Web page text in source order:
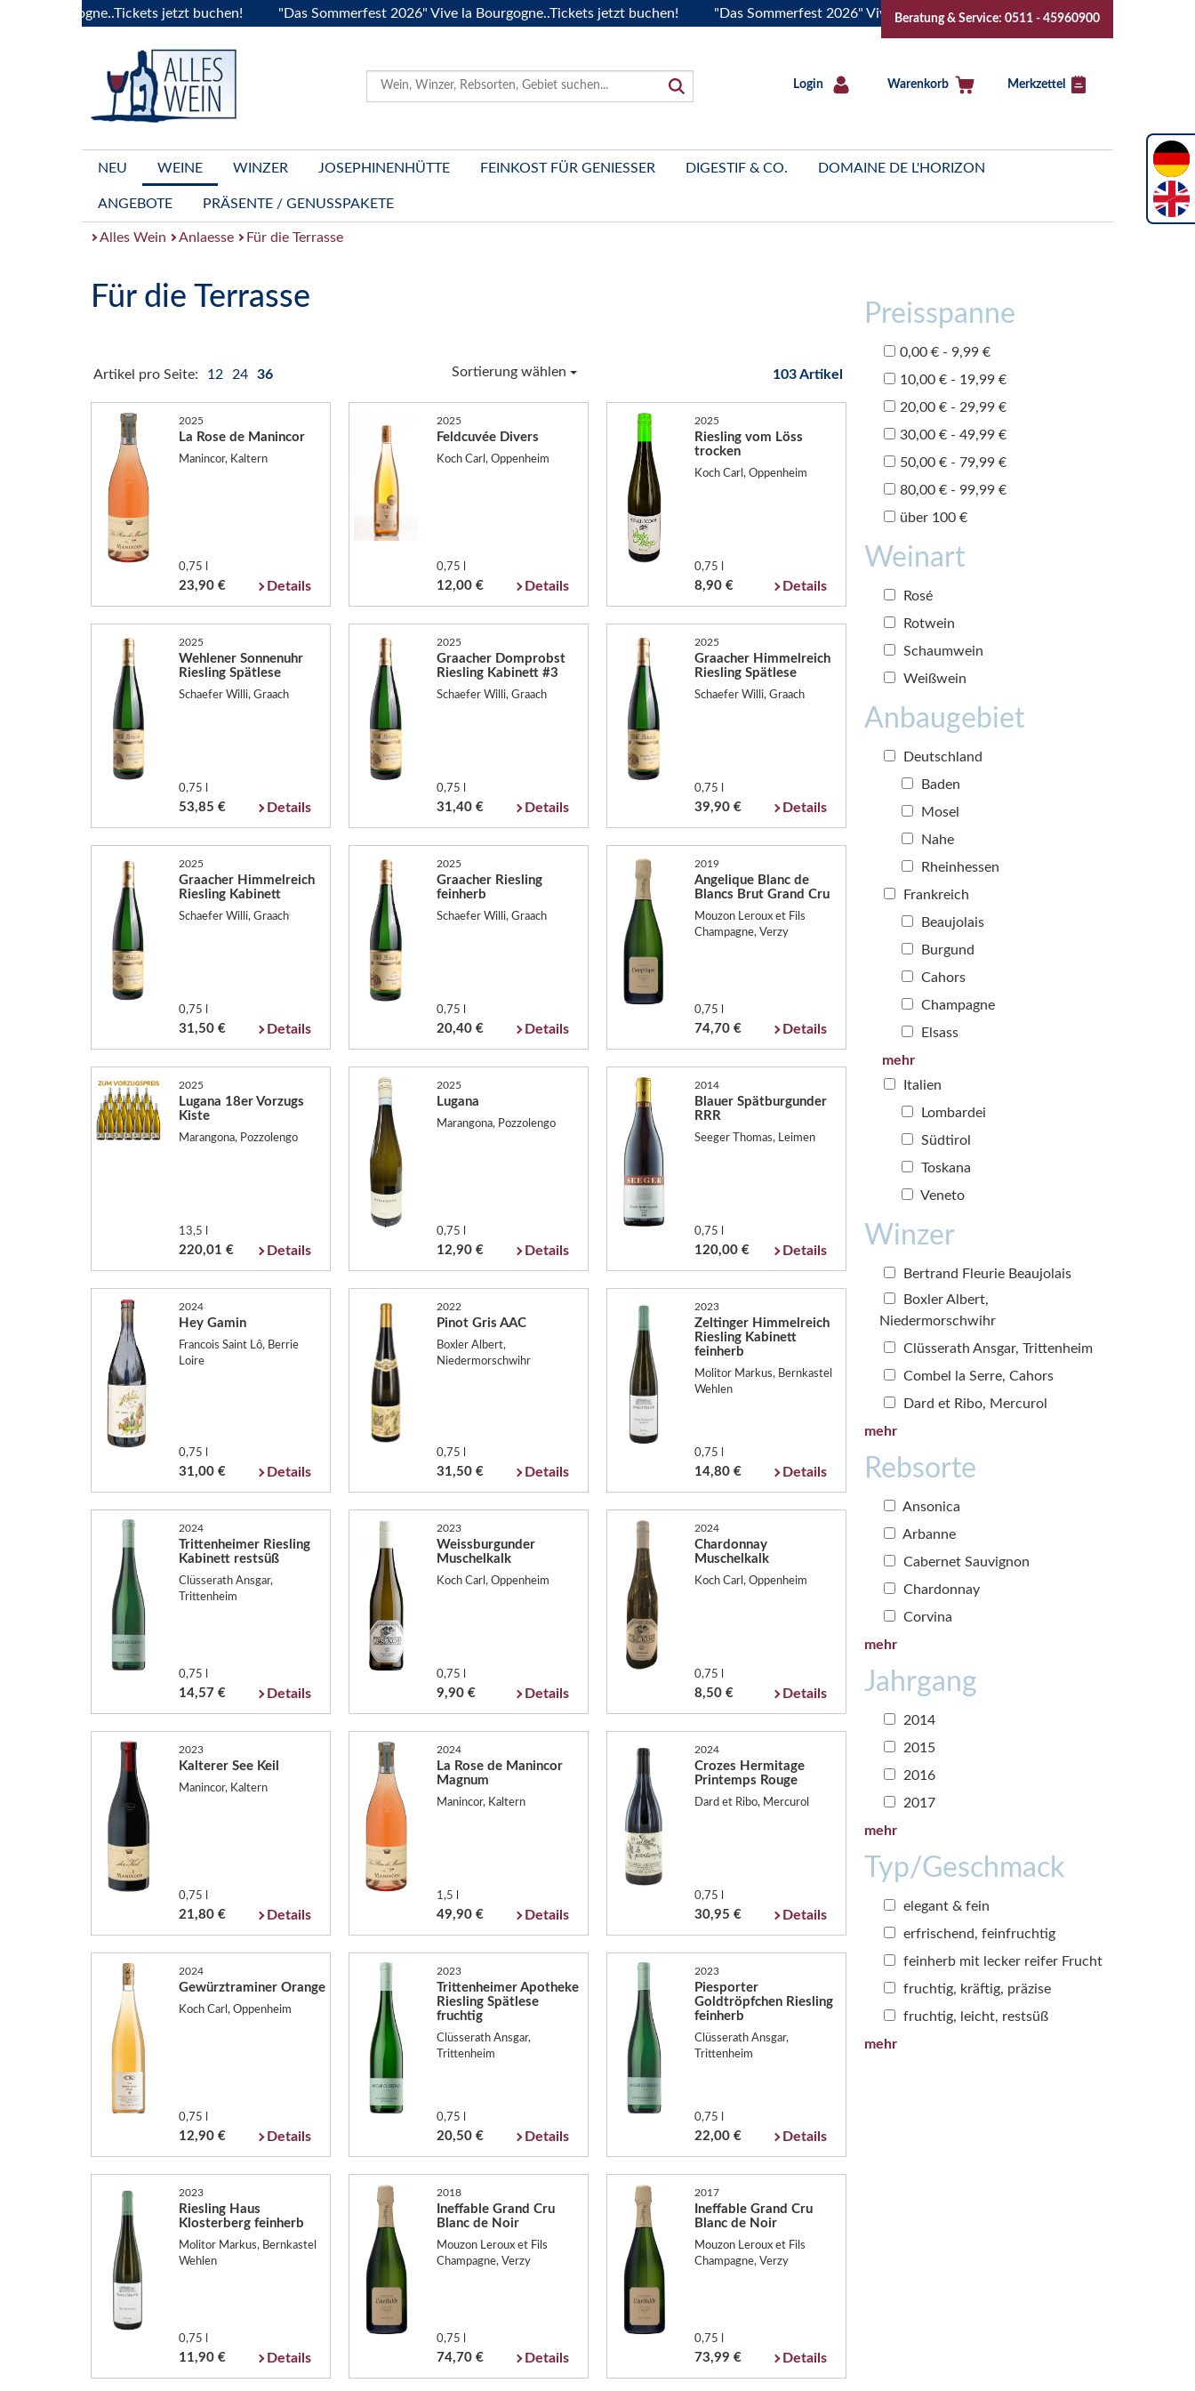
jetzt buchen! "Das Sommerfest 2026" Vive la Bourgogne..Tickets jetzt buchen! "Das Sommerfest 2026" Vive la Bourgogne..Tickets jetzt buchen!
Beratung & Service: 0511 - 45960900
Login Warenkorb Merkzettel
NEU WEINE WINZER JOSEPHINENHÜTTE FEINKOST FÜR GENIESSER DIGESTIF & CO. DOMAINE DE L'HORIZON
ANGEBOTE PRÄSENTE / GENUSSPAKETE
Alles Wein Anlaesse Für die Terrasse
Für die Terrasse
Artikel pro Seite: 12 24 36 Sortierung wählen 103 Artikel
2025
La Rose de Manincor
Manincor, Kaltern
0,75 l
23,90 € Details
2025
Feldcuvée Divers
Koch Carl, Oppenheim
0,75 l
12,00 € Details
2025
Riesling vom Löss
trocken
Koch Carl, Oppenheim
0,75 l
8,90 € Details
2025
Wehlener Sonnenuhr
Riesling Spätlese
Schaefer Willi, Graach
0,75 l
53,85 € Details
2025
Graacher Domprobst
Riesling Kabinett #3
Schaefer Willi, Graach
0,75 l
31,40 € Details
2025
Graacher Himmelreich
Riesling Spätlese
Schaefer Willi, Graach
0,75 l
39,90 € Details
2025
Graacher Himmelreich
Riesling Kabinett
Schaefer Willi, Graach
0,75 l
31,50 € Details
2025
Graacher Riesling
feinherb
Schaefer Willi, Graach
0,75 l
20,40 € Details
2019
Angelique Blanc de
Blancs Brut Grand Cru
Mouzon Leroux et Fils
Champagne, Verzy
0,75 l
74,70 € Details
2025
Lugana 18er Vorzugs
Kiste
Marangona, Pozzolengo
13,5 l
220,01 € Details
2025
Lugana
Marangona, Pozzolengo
0,75 l
12,90 € Details
2014
Blauer Spätburgunder
RRR
Seeger Thomas, Leimen
0,75 l
120,00 € Details
2024
Hey Gamin
Francois Saint Lô, Berrie
Loire
0,75 l
31,00 € Details
2022
Pinot Gris AAC
Boxler Albert,
Niedermorschwihr
0,75 l
31,50 € Details
2023
Zeltinger Himmelreich
Riesling Kabinett
feinherb
Molitor Markus, Bernkastel
Wehlen
0,75 l
14,80 € Details
2024
Trittenheimer Riesling
Kabinett restsüß
Clüsserath Ansgar,
Trittenheim
0,75 l
14,57 € Details
2023
Weissburgunder
Muschelkalk
Koch Carl, Oppenheim
0,75 l
9,90 € Details
2024
Chardonnay
Muschelkalk
Koch Carl, Oppenheim
0,75 l
8,50 € Details
2023
Kalterer See Keil
Manincor, Kaltern
0,75 l
21,80 € Details
2024
La Rose de Manincor
Magnum
Manincor, Kaltern
1,5 l
49,90 € Details
2024
Crozes Hermitage
Printemps Rouge
Dard et Ribo, Mercurol
0,75 l
30,95 € Details
2024
Gewürztraminer Orange
Koch Carl, Oppenheim
0,75 l
12,90 € Details
2023
Trittenheimer Apotheke
Riesling Spätlese
fruchtig
Clüsserath Ansgar,
Trittenheim
0,75 l
20,50 € Details
2023
Piesporter
Goldtröpfchen Riesling
feinherb
Clüsserath Ansgar,
Trittenheim
0,75 l
22,00 € Details
2023
Riesling Haus
Klosterberg feinherb
Molitor Markus, Bernkastel
Wehlen
0,75 l
11,90 € Details
2018
Ineffable Grand Cru
Blanc de Noir
Mouzon Leroux et Fils
Champagne, Verzy
0,75 l
74,70 € Details
2017
Ineffable Grand Cru
Blanc de Noir
Mouzon Leroux et Fils
Champagne, Verzy
0,75 l
73,99 € Details
Preisspanne
0,00 € - 9,99 €
10,00 € - 19,99 €
20,00 € - 29,99 €
30,00 € - 49,99 €
50,00 € - 79,99 €
80,00 € - 99,99 €
über 100 €
Weinart
Rosé
Rotwein
Schaumwein
Weißwein
Anbaugebiet
Deutschland
Baden
Mosel
Nahe
Rheinhessen
Frankreich
Beaujolais
Burgund
Cahors
Champagne
Elsass
mehr
Italien
Lombardei
Südtirol
Toskana
Veneto
Winzer
Bertrand Fleurie Beaujolais
Boxler Albert,
Niedermorschwihr
Clüsserath Ansgar, Trittenheim
Combel la Serre, Cahors
Dard et Ribo, Mercurol
mehr
Rebsorte
Ansonica
Arbanne
Cabernet Sauvignon
Chardonnay
Corvina
mehr
Jahrgang
2014
2015
2016
2017
mehr
Typ/Geschmack
elegant & fein
erfrischend, feinfruchtig
feinherb mit lecker reifer Frucht
fruchtig, kräftig, präzise
fruchtig, leicht, restsüß
mehr